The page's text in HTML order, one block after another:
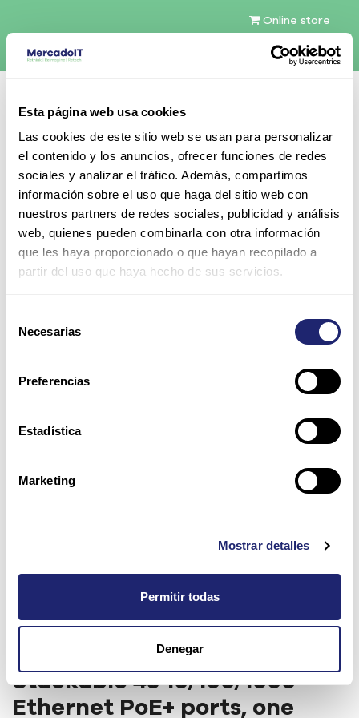
Esta página web usa cookies
Las cookies de este sitio web se usan para personalizar
el contenido y los anuncios, ofrecer funciones de redes
sociales y analizar el tráfico. Además, compartimos
información sobre el uso que haga del sitio web con
nuestros partners de redes sociales, publicidad y análisis
web, quienes pueden combinarla con otra información
que les haya proporcionado o que hayan recopilado a
partir del uso que haya hecho de sus servicios.
Necesarias
Preferencias
Estadística
Marketing
Mostrar detalles
Permitir todas
Denegar
Online store
English (US)
Contact Us
All Products
Cisco Catalyst 3850 Stackable 48 10/100/1000
Ethernet PoE+ ports, one 715WAC power supply 1 RU
Cisco Catalyst 3850
Stackable 48 10/100/1000
Ethernet PoE+ ports, one